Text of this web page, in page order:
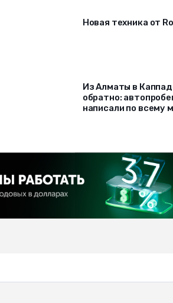
Новая техника от
Из Алматы в
обратно:
написали по всему